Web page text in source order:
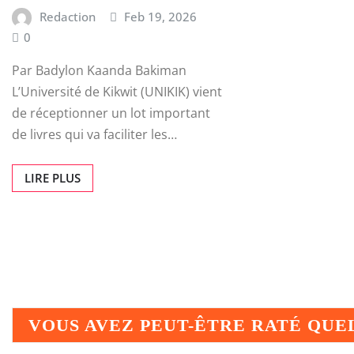
Redaction
Feb 19, 2026
0
Par Badylon Kaanda Bakiman
L’Université de Kikwit (UNIKIK) vient
de réceptionner un lot important
de livres qui va faciliter les…
LIRE PLUS
VOUS AVEZ PEUT-ÊTRE RATÉ